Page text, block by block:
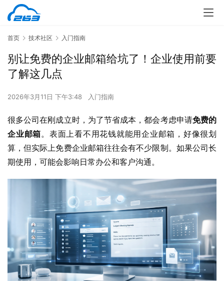
首页 技术社区 入门指南
别让免费的企业邮箱给坑了！企业使用前要
了解这几点
2026年3月11日 下午3:48 入门指南
很多公司在刚成立时，为了节省成本，都会考虑申请免费的
企业邮箱。表面上看不用花钱就能用企业邮箱，好像很划
算，但实际上免费企业邮箱往往会有不少限制。如果公司长
期使用，可能会影响日常办公和客户沟通。